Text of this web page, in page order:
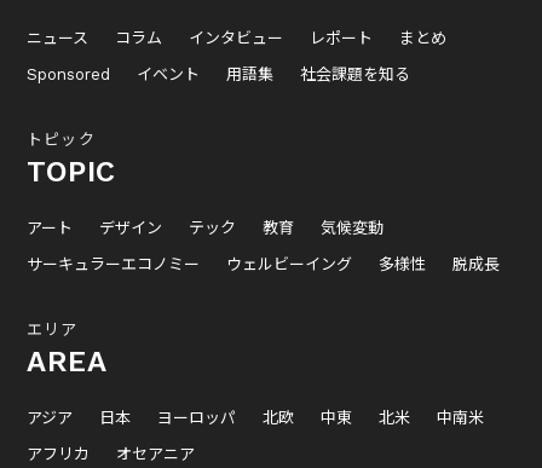
ニュース コラム インタビュー レポート
まとめ
Sponsored
イベント 用語集 社会課題を知る
トピック
TOPIC
アート デザイン テック 教育
気候変動
サーキュラーエコノミー
ウェルビーイング 多様性 脱成長
エリア
AREA
アジア 日本 ヨーロッパ 北欧 中東 北米
中南米
アフリカ
オセアニア